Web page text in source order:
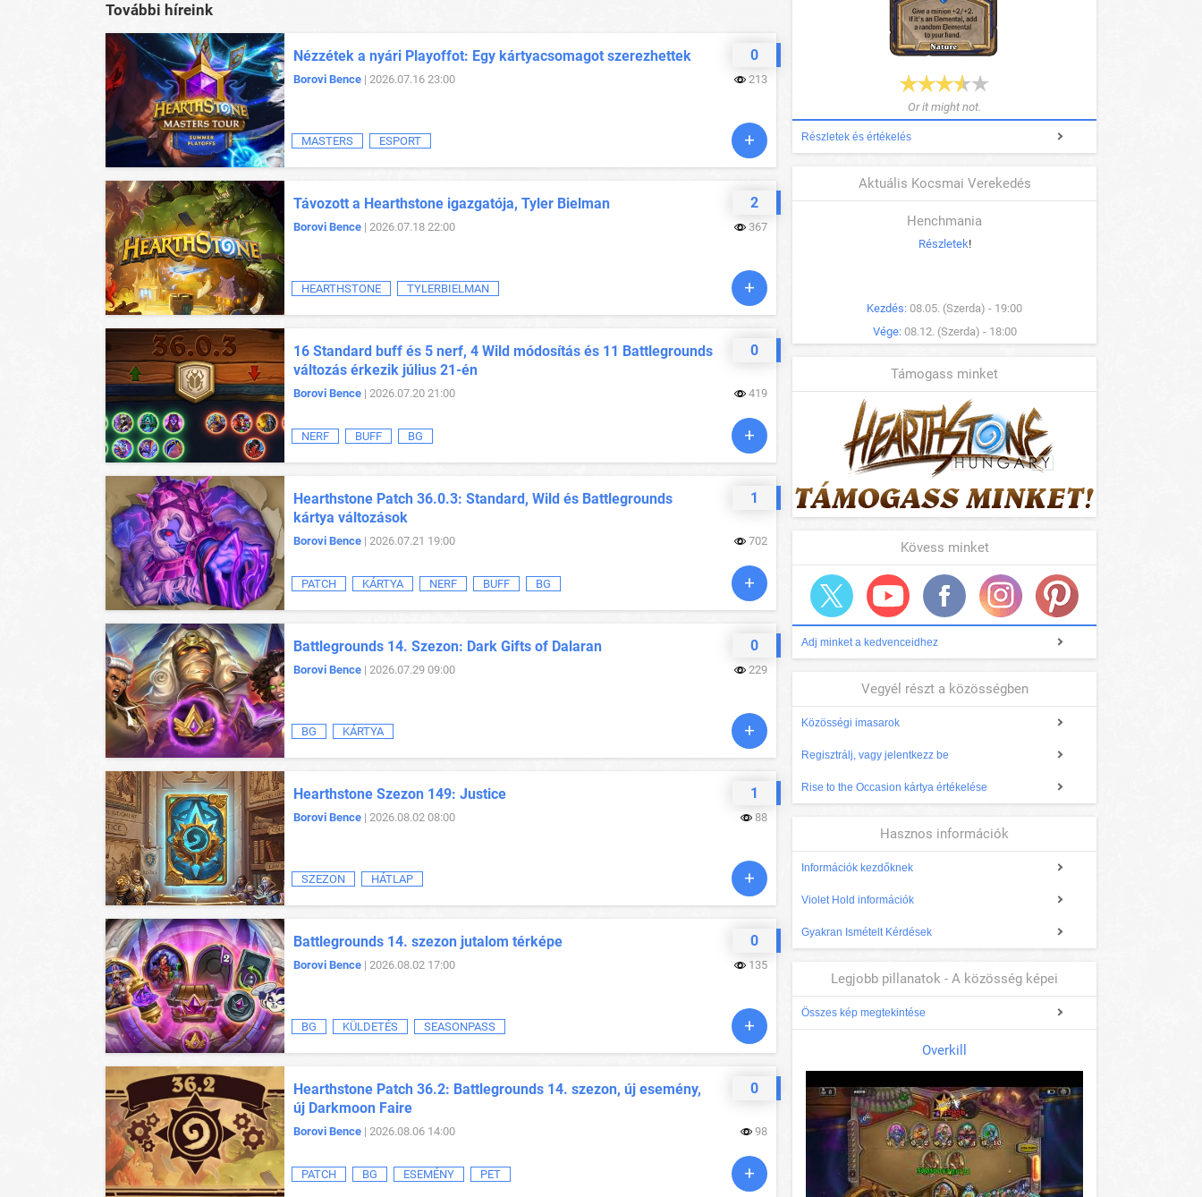
További híreink
0
Nézzétek a nyári Playoffot: Egy kártyacsomagot szerezhettek
Borovi Bence | 2026.07.16 23:00 213
MASTERS ESPORT
2
Távozott a Hearthstone igazgatója, Tyler Bielman
Borovi Bence | 2026.07.18 22:00 367
HEARTHSTONE TYLERBIELMAN
0
16 Standard buff és 5 nerf, 4 Wild módosítás és 11 Battlegrounds
változás érkezik július 21-én
Borovi Bence | 2026.07.20 21:00 419
NERF BUFF BG
1
Hearthstone Patch 36.0.3: Standard, Wild és Battlegrounds
kártya változások
Borovi Bence | 2026.07.21 19:00 702
PATCH KÁRTYA NERF BUFF BG
0
Battlegrounds 14. Szezon: Dark Gifts of Dalaran
Borovi Bence | 2026.07.29 09:00 229
BG KÁRTYA
1
Hearthstone Szezon 149: Justice
Borovi Bence | 2026.08.02 08:00 88
SZEZON HÁTLAP
0
Battlegrounds 14. szezon jutalom térképe
Borovi Bence | 2026.08.02 17:00 135
BG KÜLDETÉS SEASONPASS
0
Hearthstone Patch 36.2: Battlegrounds 14. szezon, új esemény,
új Darkmoon Faire
Borovi Bence | 2026.08.06 14:00 98
PATCH BG ESEMÉNY PET
Or it might not.
Részletek és értékelés
Aktuális Kocsmai Verekedés
Henchmania
Részletek!
Kezdés: 08.05. (Szerda) - 19:00
Vége: 08.12. (Szerda) - 18:00
Támogass minket
Kövess minket
Adj minket a kedvenceidhez
Vegyél részt a közösségben
Közösségi imasarok
Regisztrálj, vagy jelentkezz be
Rise to the Occasion kártya értékelése
Hasznos információk
Információk kezdőknek
Violet Hold információk
Gyakran Ismételt Kérdések
Legjobb pillanatok - A közösség képei
Összes kép megtekintése
Overkill